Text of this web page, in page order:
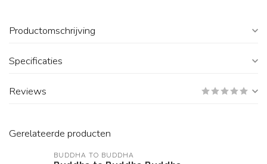
Productomschrijving
Specificaties
Reviews
Gerelateerde producten
BUDDHA TO BUDDHA